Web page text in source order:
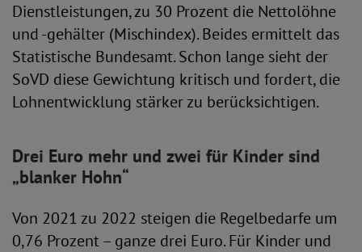
Dienstleistungen, zu 30 Prozent die Nettolöhne
und -gehälter (Mischindex). Beides ermittelt das
Statistische Bundesamt. Schon lange sieht der
SoVD diese Gewichtung kritisch und fordert, die
Lohnentwicklung stärker zu berücksichtigen.
Drei Euro mehr und zwei für Kinder sind
„blanker Hohn“
Von 2021 zu 2022 steigen die Regelbedarfe um
0,76 Prozent – ganze drei Euro. Für Kinder und